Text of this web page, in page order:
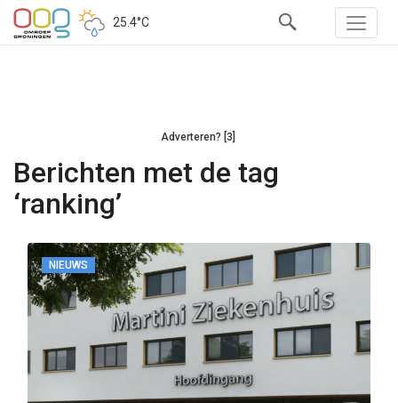
25.4°C
Adverteren? [3]
Berichten met de tag
‘ranking’
NIEUWS